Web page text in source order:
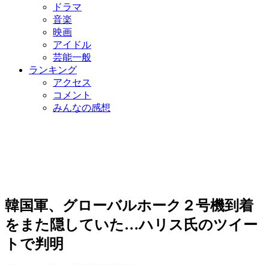
ドラマ
音楽
映画
アイドル
芸能一般
ランキング
アクセス
コメント
みんなの感想
韓国軍、グローバルホーク２号機到着
をまた隠していた…ハリス氏のツイー
トで判明